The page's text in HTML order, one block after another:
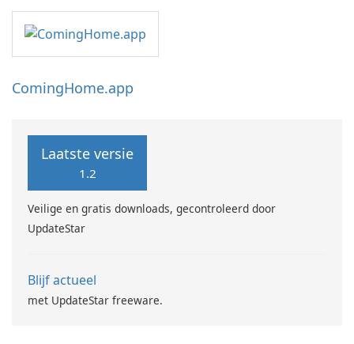
ComingHome.app
Laatste versie
1.2
Veilige en gratis downloads, gecontroleerd door
UpdateStar
Blijf actueel
met UpdateStar freeware.